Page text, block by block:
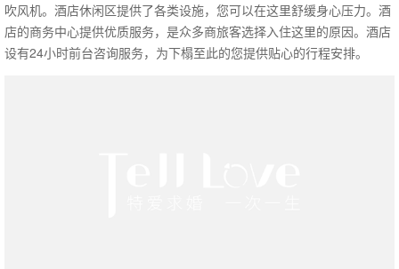
吹风机。酒店休闲区提供了各类设施，您可以在这里舒缓身心压力。酒
店的商务中心提供优质服务，是众多商旅客选择入住这里的原因。酒店
设有24小时前台咨询服务，为下榻至此的您提供贴心的行程安排。